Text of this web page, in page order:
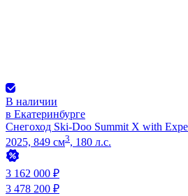
В наличии
в Екатеринбурге
Снегоход Ski-Doo Summit X with
2025, 849 см3, 180 л.с.
3 162 000 ₽
3 478 200 ₽